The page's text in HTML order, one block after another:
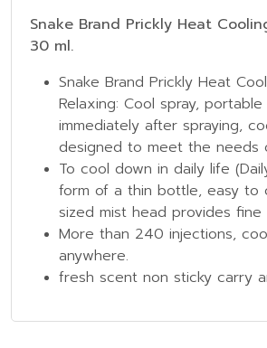
Snake Brand Prickly Heat
30 ml.
Snake Brand Prickly Heat
Relaxing: Cool spray,
immediately after spraying,
designed to meet the needs
To cool down in daily life
form of a thin bottle, easy to
sized mist head provides fine
More than 240 injections,
anywhere.
fresh scent non sticky carry